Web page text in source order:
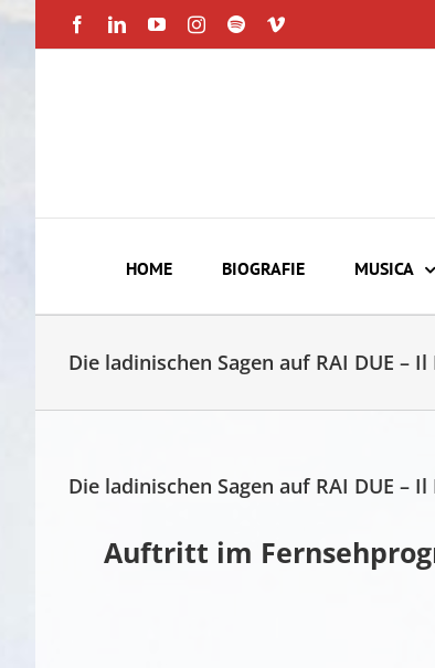
FacebookLinkedInYouTubeInstagram
SpotifyVimeo
HOME BIOGRAFIE MUSICA
Die ladinischen Sagen auf RAI DUE –
Die ladinischen Sagen auf RAI DUE –
Auftritt im